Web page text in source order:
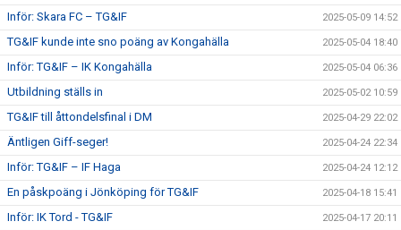
Inför: Skara FC – TG&IF 2025-05-09 14:52
TG&IF kunde inte sno poäng av Kongahälla 2025-05-04 18:40
Inför: TG&IF – IK Kongahälla 2025-05-04 06:36
Utbildning ställs in 2025-05-02 10:59
TG&IF till åttondelsfinal i DM 2025-04-29 22:02
Äntligen Giff-seger! 2025-04-24 22:34
Inför: TG&IF – IF Haga 2025-04-24 12:12
En påskpoäng i Jönköping för TG&IF 2025-04-18 15:41
Inför: IK Tord - TG&IF 2025-04-17 20:11